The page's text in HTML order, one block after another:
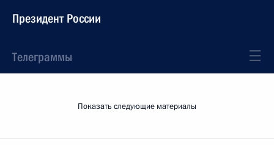
Президент России
Телеграммы
Показать следующие материалы